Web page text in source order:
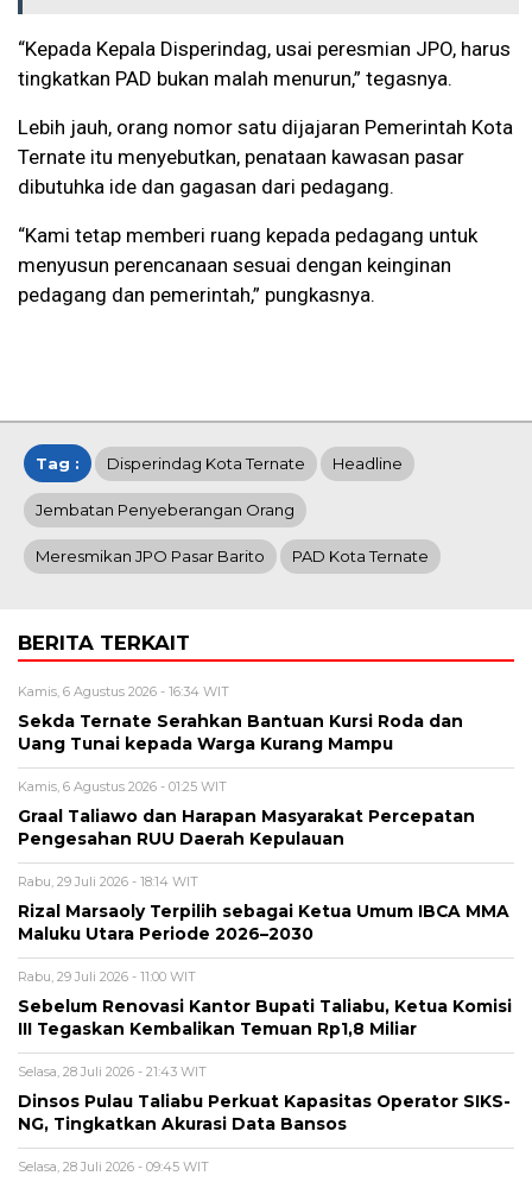
“Kepada Kepala Disperindag, usai peresmian JPO, harus
tingkatkan PAD bukan malah menurun,” tegasnya.
Lebih jauh, orang nomor satu dijajaran Pemerintah Kota
Ternate itu menyebutkan, penataan kawasan pasar
dibutuhka ide dan gagasan dari pedagang.
“Kami tetap memberi ruang kepada pedagang untuk
menyusun perencanaan sesuai dengan keinginan
pedagang dan pemerintah,” pungkasnya.
Tag : Disperindag Kota Ternate Headline
Jembatan Penyeberangan Orang
Meresmikan JPO Pasar Barito PAD Kota Ternate
BERITA TERKAIT
Kamis, 6 Agustus 2026 - 16:34 WIT
Sekda Ternate Serahkan Bantuan Kursi Roda dan
Uang Tunai kepada Warga Kurang Mampu
Kamis, 6 Agustus 2026 - 01:25 WIT
Graal Taliawo dan Harapan Masyarakat Percepatan
Pengesahan RUU Daerah Kepulauan
Rabu, 29 Juli 2026 - 18:14 WIT
Rizal Marsaoly Terpilih sebagai Ketua Umum IBCA MMA
Maluku Utara Periode 2026–2030
Rabu, 29 Juli 2026 - 11:00 WIT
Sebelum Renovasi Kantor Bupati Taliabu, Ketua Komisi
III Tegaskan Kembalikan Temuan Rp1,8 Miliar
Selasa, 28 Juli 2026 - 21:43 WIT
Dinsos Pulau Taliabu Perkuat Kapasitas Operator SIKS-
NG, Tingkatkan Akurasi Data Bansos
Selasa, 28 Juli 2026 - 09:45 WIT